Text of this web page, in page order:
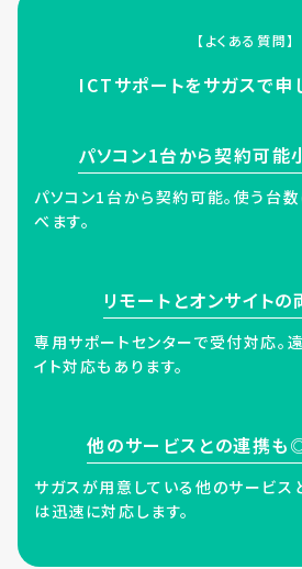
【よくある質問】
ICTサポートをサガスで申
パソコン1台から契約可能
パソコン1台から契約可能。使う台
べます。
リモートとオンサイト
専用サポートセンターで受付対応。
イト対応もあります。
他のサービスとの連携
サガスが用意している他のサービス
は迅速に対応します。